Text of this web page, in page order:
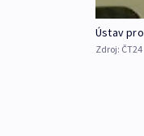
Ústav
Zdroj: ČT24